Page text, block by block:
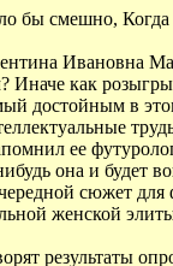
бы смешно,
Ивановна
Иначе как
достойным в
ее
она и будет
сюжет для
женской
результаты